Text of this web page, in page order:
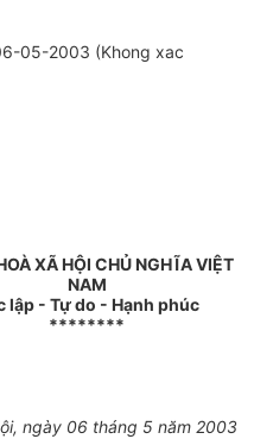
05-2003 (Khong xac
XÃ HỘI CHỦ NGHĨA VIỆT
NAM
lập - Tự do - Hạnh phúc
********
ngày 06 tháng 5 năm 2003